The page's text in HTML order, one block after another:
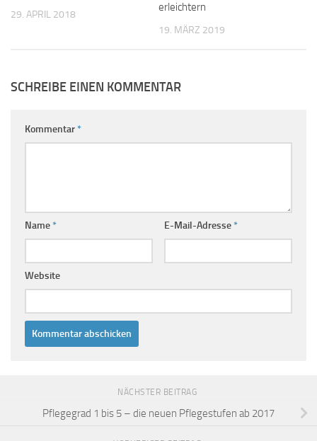
29. APRIL 2018
erleichtern
19. MÄRZ 2019
SCHREIBE EINEN KOMMENTAR
Kommentar*
Name* E-Mail-Adresse*
Website
NÄCHSTER BEITRAG
Pflegegrad 1 bis 5 – die neuen Pflegestufen ab 2017